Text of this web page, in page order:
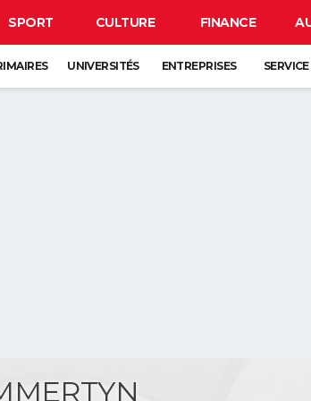
SPORT CULTURE FINANCE
UNIVERSITÉS ENTREPRISES